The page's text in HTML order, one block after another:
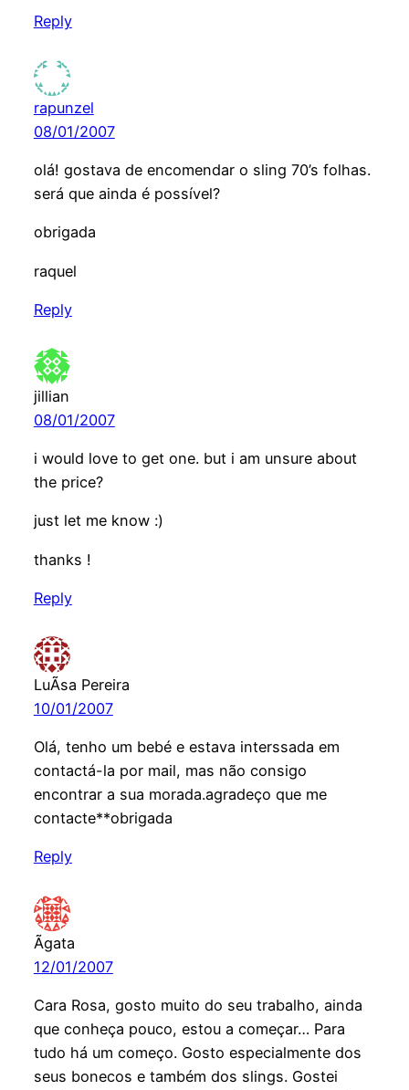
Reply
rapunzel
08/01/2007
olá! gostava de encomendar o sling 70’s folhas.
será que ainda é possível?
obrigada
raquel
Reply
jillian
08/01/2007
i would love to get one. but i am unsure about
the price?
just let me know :)
thanks !
Reply
LuÃ­sa Pereira
10/01/2007
Olá, tenho um bebé e estava interssada em
contactá-la por mail, mas não consigo
encontrar a sua morada.agradeço que me
contacte**obrigada
Reply
Ãgata
12/01/2007
Cara Rosa, gosto muito do seu trabalho, ainda
que conheça pouco, estou a começar… Para
tudo há um começo. Gosto especialmente dos
seus bonecos e também dos slings. Gostei